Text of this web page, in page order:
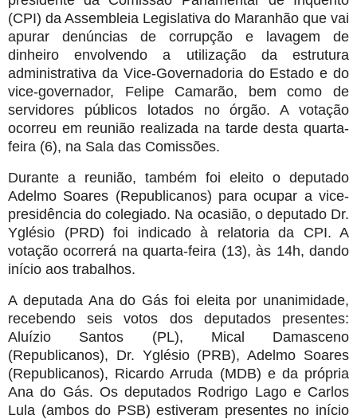
(CPI) da Assembleia Legislativa do Maranhão que vai
apurar denúncias de corrupção e lavagem de
dinheiro envolvendo a utilização da estrutura
administrativa da Vice-Governadoria do Estado e do
vice-governador, Felipe Camarão, bem como de
servidores públicos lotados no órgão. A votação
ocorreu em reunião realizada na tarde desta quarta-
feira (6), na Sala das Comissões.
Durante a reunião, também foi eleito o deputado
Adelmo Soares (Republicanos) para ocupar a vice-
presidência do colegiado. Na ocasião, o deputado Dr.
Yglésio (PRD) foi indicado à relatoria da CPI. A
votação ocorrerá na quarta-feira (13), às 14h, dando
início aos trabalhos.
A deputada Ana do Gás foi eleita por unanimidade,
recebendo seis votos dos deputados presentes:
Aluízio Santos (PL), Mical Damasceno
(Republicanos), Dr. Yglésio (PRB), Adelmo Soares
(Republicanos), Ricardo Arruda (MDB) e da própria
Ana do Gás. Os deputados Rodrigo Lago e Carlos
Lula (ambos do PSB) estiveram presentes no início